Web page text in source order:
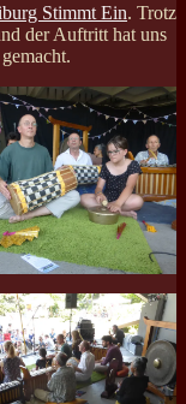
Stimmt Ein. Trotz
der Auftritt hat uns